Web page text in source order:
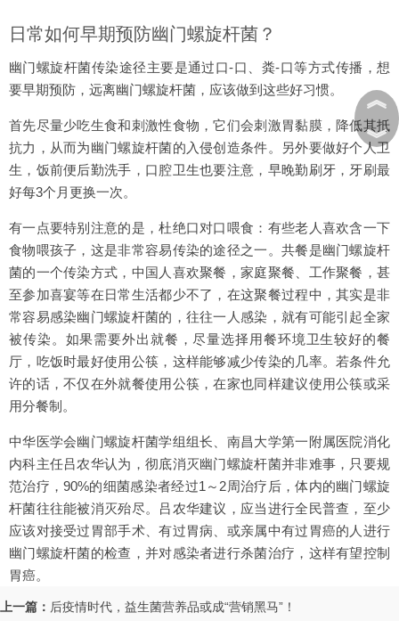
日常如何早期预防幽门螺旋杆菌？
幽门螺旋杆菌传染途径主要是通过口-口、粪-口等方式传播，想
要早期预防，远离幽门螺旋杆菌，应该做到这些好习惯。
首先尽量少吃生食和刺激性食物，它们会刺激胃黏膜，降低其抵
抗力，从而为幽门螺旋杆菌的入侵创造条件。另外要做好个人卫
生，饭前便后勤洗手，口腔卫生也要注意，早晚勤刷牙，牙刷最
好每3个月更换一次。
有一点要特别注意的是，杜绝口对口喂食：有些老人喜欢含一下
食物喂孩子，这是非常容易传染的途径之一。共餐是幽门螺旋杆
菌的一个传染方式，中国人喜欢聚餐，家庭聚餐、工作聚餐，甚
至参加喜宴等在日常生活都少不了，在这聚餐过程中，其实是非
常容易感染幽门螺旋杆菌的，往往一人感染，就有可能引起全家
被传染。如果需要外出就餐，尽量选择用餐环境卫生较好的餐
厅，吃饭时最好使用公筷，这样能够减少传染的几率。若条件允
许的话，不仅在外就餐使用公筷，在家也同样建议使用公筷或采
用分餐制。
中华医学会幽门螺旋杆菌学组组长、南昌大学第一附属医院消化
内科主任吕农华认为，彻底消灭幽门螺旋杆菌并非难事，只要规
范治疗，90%的细菌感染者经过1～2周治疗后，体内的幽门螺旋
杆菌往往能被消灭殆尽。吕农华建议，应当进行全民普查，至少
应该对接受过胃部手术、有过胃病、或亲属中有过胃癌的人进行
幽门螺旋杆菌的检查，并对感染者进行杀菌治疗，这样有望控制
胃癌。
上一篇： 后疫情时代，益生菌营养品或成“营销黑马”！
︽
︾